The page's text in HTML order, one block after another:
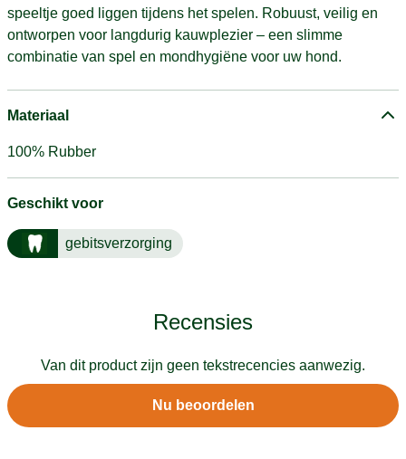
speeltje goed liggen tijdens het spelen. Robuust, veilig en
ontworpen voor langdurig kauwplezier – een slimme
combinatie van spel en mondhygiëne voor uw hond.
Materiaal
100% Rubber
Geschikt voor
gebitsverzorging
Recensies
Van dit product zijn geen tekstrecencies aanwezig.
Nu beoordelen